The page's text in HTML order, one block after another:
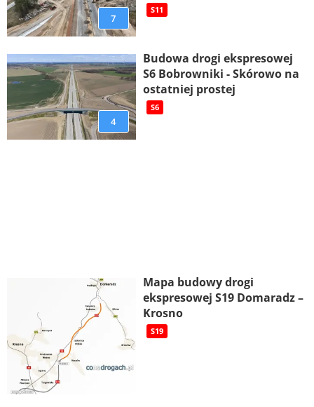
7
S11
4
Budowa drogi ekspresowej
S6 Bobrowniki - Skórowo na
ostatniej prostej
S6
Mapa budowy drogi
ekspresowej S19 Domaradz –
Krosno
S19